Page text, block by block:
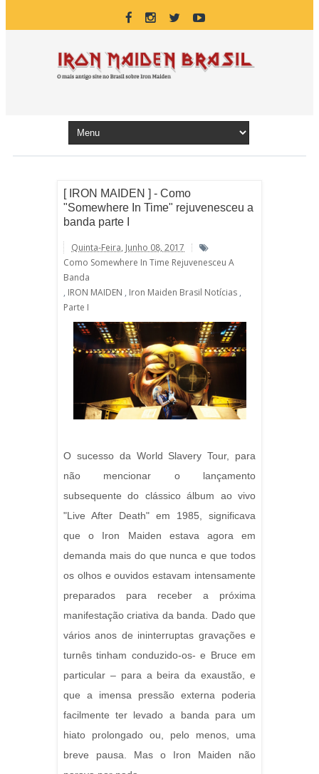
[ IRON MAIDEN ] - Como
"Somewhere In Time" rejuvenesceu a
banda parte I
Quinta-Feira, Junho 08, 2017
Como Somewhere In Time Rejuvenesceu A
Banda
, IRON MAIDEN , Iron Maiden Brasil Notícias ,
Parte I
O sucesso da World Slavery Tour, para
não mencionar o lançamento
subsequente do clássico álbum ao vivo
"Live After Death" em 1985, significava
que o Iron Maiden estava agora em
demanda mais do que nunca e que todos
os olhos e ouvidos estavam intensamente
preparados para receber a próxima
manifestação criativa da banda. Dado que
vários anos de ininterruptas gravações e
turnês tinham conduzido-os- e Bruce em
particular – para a beira da exaustão, e
que a imensa pressão externa poderia
facilmente ter levado a banda para um
hiato prolongado ou, pelo menos, uma
breve pausa. Mas o Iron Maiden não